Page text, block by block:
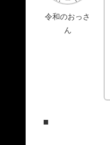
令和のおっさ
ん
■